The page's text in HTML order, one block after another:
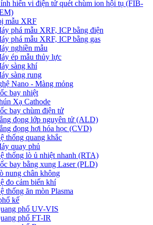
hiển vi điện tử quét chùm ion hội tụ (FIB-
mẫu XRF
phá mẫu XRF, ICP bằng điện
phá mẫu XRF, ICP bằng gas
nghiền mẫu
ép mẫu thủy lực
sàng khí
sàng rung
Nano - Màng mỏng
bay nhiệt
Xạ Cathode
bay chùm điện tử
đọng lớp nguyên tử (ALD)
đọng hơi hóa học (CVD)
thống quang khắc
quay phủ
thống lò ủ nhiệt nhanh (RTA)
bay bằng xung Laser (PLD)
nung chân không
đo cảm biến khí
thống ăn mòn Plasma
kế
phổ UV-VIS
phổ FT-IR